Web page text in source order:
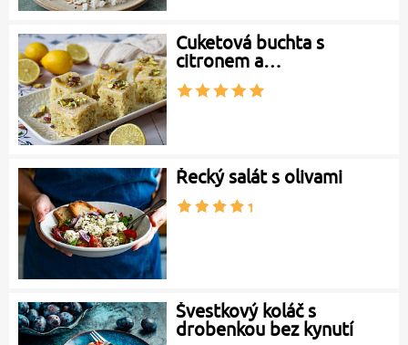
Cuketová buchta s
citronem a…
Řecký salát s olivami
Švestkový koláč s
drobenkou bez kynutí